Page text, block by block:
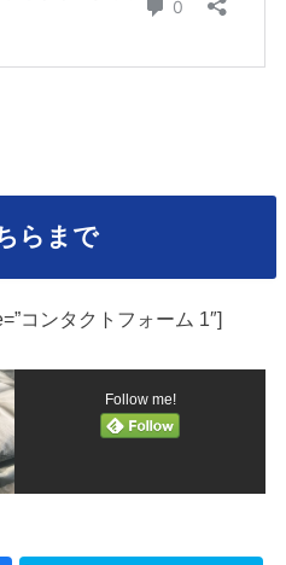
らまで
コンタクトフォーム 1″]
Follow me!